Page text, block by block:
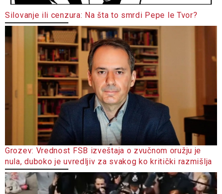
Silovanje ili cenzura: Na šta to smrdi Pepe le Tvor?
Grozev: Vrednost FSB izveštaja o zvučnom oružju je
nula, duboko je uvredljiv za svakog ko kritički razmišlja